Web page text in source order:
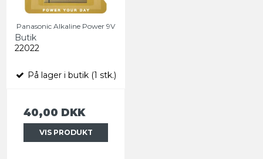
Panasonic Alkaline Power 9V
Butik
22022
På lager i butik (1 stk.)
40,00 DKK
VIS PRODUKT